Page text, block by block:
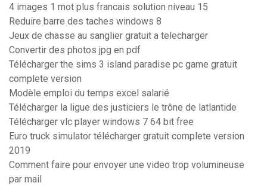
4 images 1 mot plus francais solution niveau 15
Reduire barre des taches windows 8
Jeux de chasse au sanglier gratuit a telecharger
Convertir des photos jpg en pdf
Télécharger the sims 3 island paradise pc game gratuit
complete version
Modèle emploi du temps excel salarié
Télécharger la ligue des justiciers le trône de latlantide
Télécharger vlc player windows 7 64 bit free
Euro truck simulator télécharger gratuit complete version
2019
Comment faire pour envoyer une video trop volumineuse
par mail